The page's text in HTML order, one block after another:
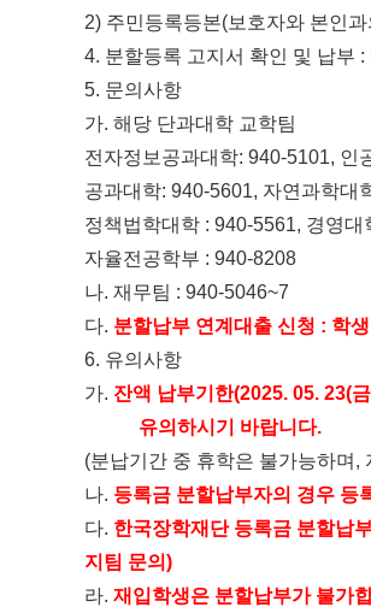
2) 주민등록등본(보호자와 본인
4. 분할등록 고지서 확인 및 납부 :
5. 문의사항
가. 해당 단과대학 교학팀
전자정보공과대학: 940-5101, 인
공과대학: 940-5601, 자연과학대
정책법학대학 : 940-5561, 경영대
자율전공학부 : 940-8208
나. 재무팀 : 940-5046~7
다. 분할납부 연계대출 신청 : 학
6. 유의사항
가. 잔액 납부기한(2025. 05. 23(금
유의하시기 바랍니다.
(분납기간 중 휴학은 불가능하며 ,
나. 등록금 분할납부자의 경우 등
다. 한국장학재단 등록금 분할납
지팀 문의 )
라. 재입학생은 분할납부가 불가